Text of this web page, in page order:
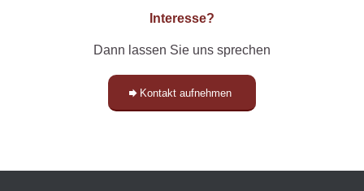
Interesse?
Dann lassen Sie uns sprechen
Kontakt aufnehmen